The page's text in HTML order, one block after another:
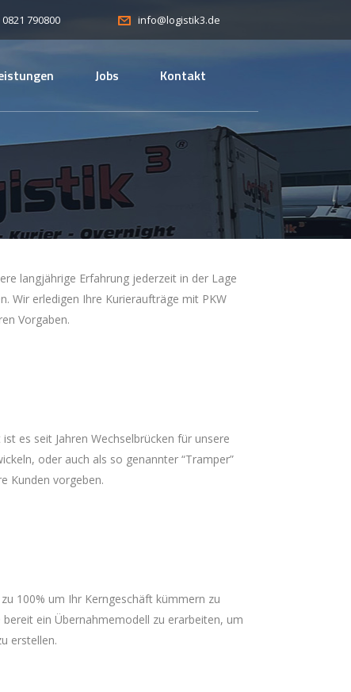
0821 790800 info@logistik3.de
Jobs Kontakt
langjährige Erfahrung jederzeit in der Lage
Wir erledigen Ihre Kurieraufträge mit PKW
Vorgaben.
es seit Jahren Wechselbrücken für unsere
oder auch als so genannter “Tramper”
Kunden vorgeben.
100% um Ihr Kerngeschäft kümmern zu
ein Übernahmemodell zu erarbeiten, um
erstellen.